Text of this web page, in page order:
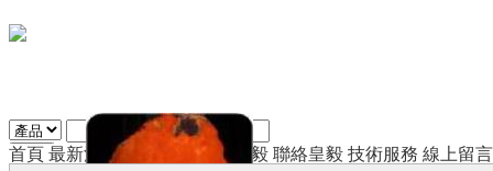
首頁 最新消息 關於皇毅 聯絡皇毅 技術服務 線上留言